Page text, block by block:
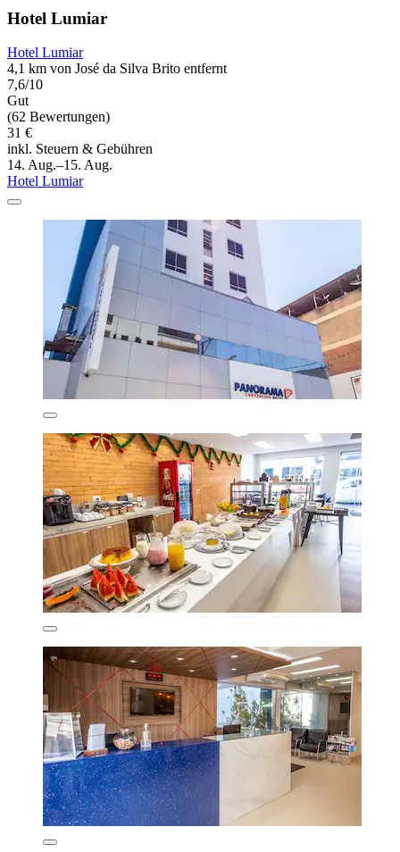
Hotel Lumiar
Hotel Lumiar
4,1 km von José da Silva Brito entfernt
7,6/10
Gut
(62 Bewertungen)
31 €
inkl. Steuern & Gebühren
14. Aug.–15. Aug.
Hotel Lumiar